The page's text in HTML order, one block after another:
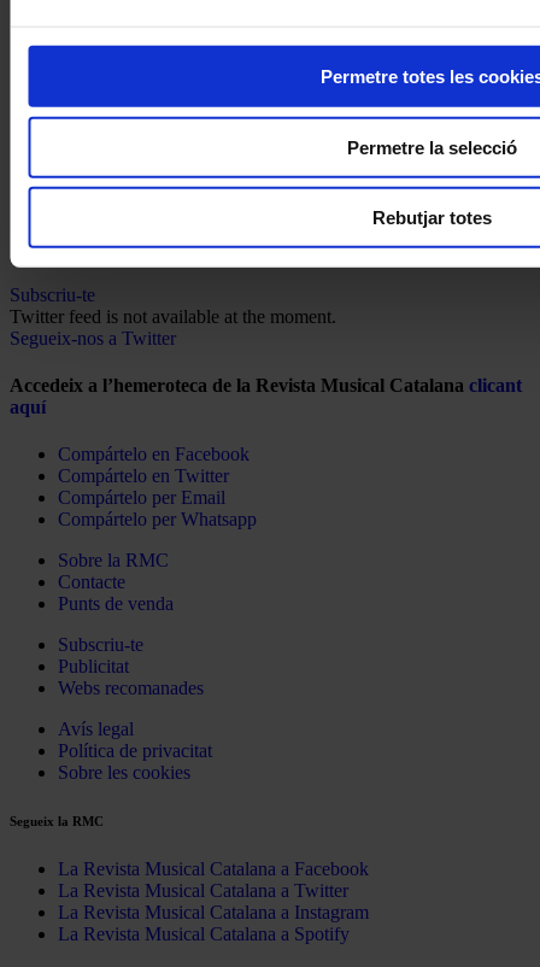
Permetre totes les
Permetre la selecció
Rebutjar totes
Subscriu-te
Twitter feed is not available at the moment.
Segueix-nos a Twitter
Accedeix a l’hemeroteca de la Revista Musical Catalana clicant
aquí
Compártelo en Facebook
Compártelo en Twitter
Compártelo per Email
Compártelo per Whatsapp
Sobre la RMC
Contacte
Punts de venda
Subscriu-te
Publicitat
Webs recomanades
Avís legal
Política de privacitat
Sobre les cookies
Segueix la RMC
La Revista Musical Catalana a Facebook
La Revista Musical Catalana a Twitter
La Revista Musical Catalana a Instagram
La Revista Musical Catalana a Spotify